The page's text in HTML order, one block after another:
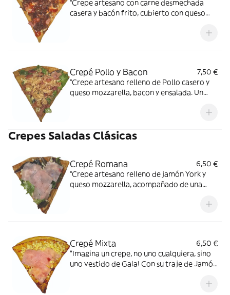
“Crepe artesano con carne desmechada
casera y bacón frito, cubierto con queso
casera. Un bocado Tierno, jugoso y lleno de
Crepé Pollo y Bacon
7,50 €
“Crepe artesano relleno de Pollo casero y
queso mozzarella, bacon y ensalada. Un
Crepes Saladas Clásicas
Crepé Romana
6,50 €
“Crepe artesano relleno de jamón York y
queso mozzarella, acompañado de una
Crepé Mixta
6,50 €
"Imagina un crepe, no uno cualquiera, sino
uno vestido de Gala! Con su traje de Jamón